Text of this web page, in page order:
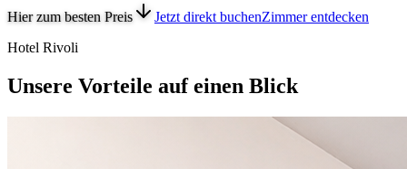
Hier zum besten Preis Jetzt direkt buchenZimmer entdecken
Hotel Rivoli
Unsere Vorteile auf einen Blick